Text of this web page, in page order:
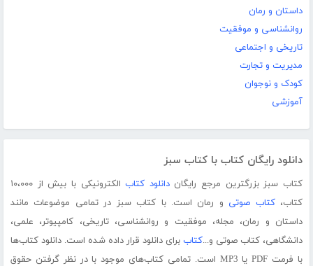
داستان و رمان
روانشناسی و موفقیت
تاریخی و اجتماعی
مدیریت و تجارت
کودک و نوجوان
آموزشی
دانلود رایگان کتاب با کتاب سبز
کتاب سبز بزرگترین مرجع رایگاندانلود کتاب
الکترونیکی با بیش از ۱۰،۰۰۰
کتاب،کتاب صوتی و رمان است. با کتاب سبز در تمامی موضوعات مانند
داستان و رمان، مجله، موفقیت و روانشناسی، تاریخی، کامپیوتر، علمی،
دانشگاهی، کتاب صوتی و...کتاب برای دانلود قرار داده شده است. دانلود کتاب‌ها
با فرمت PDF یا MP3 است. تمامی کتاب‌های موجود با در نظر گرفتن حقوق